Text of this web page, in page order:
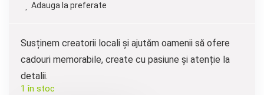
Adauga la preferate
Susținem creatorii locali și ajutăm oamenii să ofere
cadouri memorabile, create cu pasiune și atenție la
detalii.
1 în stoc